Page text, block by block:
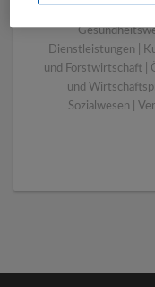
Energieversorgung
Dienstleistungen |
und Forstwirtschaft |
und
Sozialwesen |